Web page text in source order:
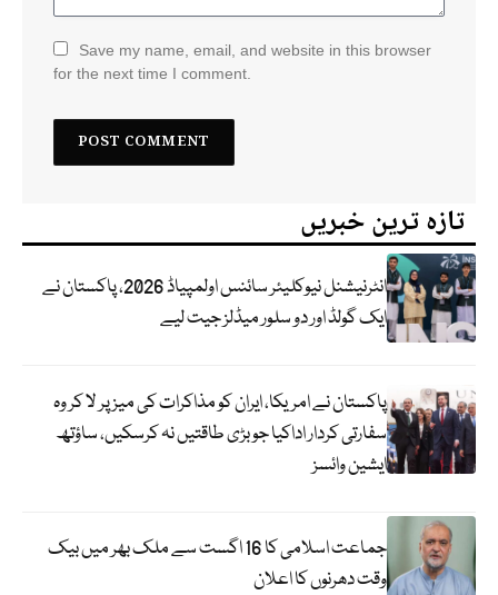
Save my name, email, and website in this browser
for the next time I comment.
تازہ ترین خبریں
انٹرنیشنل نیوکلیئر سائنس اولمپیاڈ 2026، پاکستان نے
ایک گولڈ اور دو سلور میڈلز جیت لیے
پاکستان نے امریکا، ایران کو مذاکرات کی میز پر لا کر وہ
سفارتی کردار اداکیا جو بڑی طاقتیں نہ کرسکیں، ساؤتھ
ایشین وائسز
جماعت اسلامی کا 16 اگست سے ملک بھر میں بیک
وقت دھرنوں کا اعلان